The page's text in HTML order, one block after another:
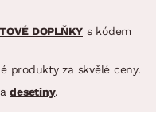
DOPLŇKY s kódem
produkty za skvělé ceny.
desetiny.